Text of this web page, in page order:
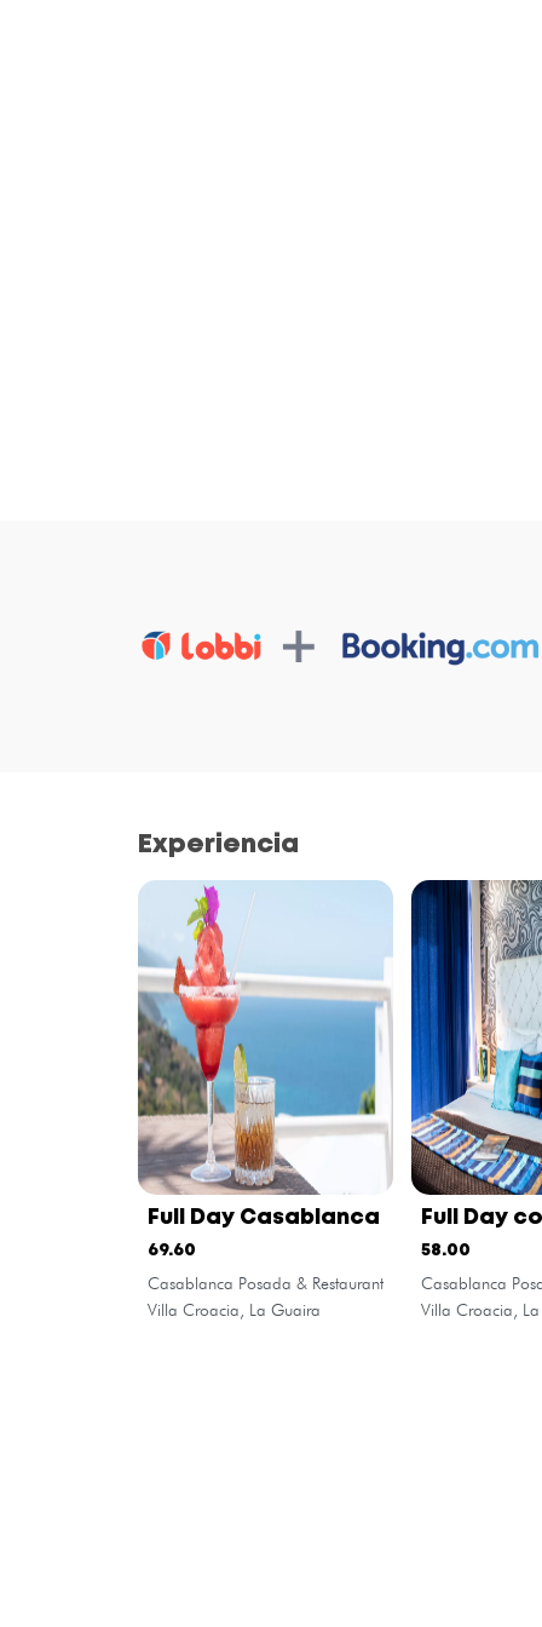
Experiencia
Full Day Casablanca
69.60
Casablanca Posada & Restaurant
Villa Croacia, La Guaira
Full Day
habitación
58.00
Casablanca
Villa Croacia,